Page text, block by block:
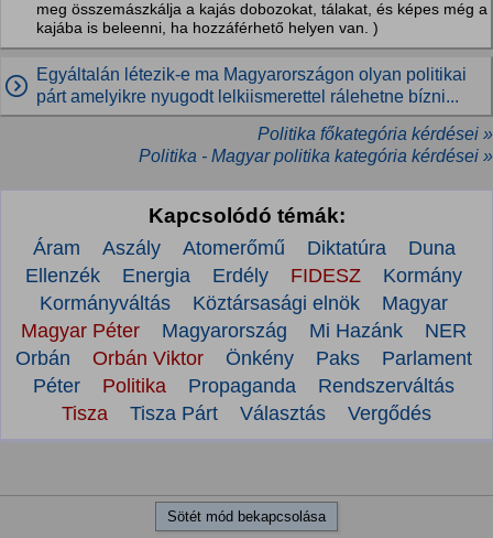
meg összemászkálja a kajás dobozokat, tálakat, és képes még a
kajába is beleenni, ha hozzáférhető helyen van. )
Egyáltalán létezik-e ma Magyarországon olyan politikai
párt amelyikre nyugodt lelkiismerettel rálehetne bízni...
Politika főkategória kérdései »
Politika - Magyar politika kategória kérdései »
Kapcsolódó témák:
Áram Aszály Atomerőmű Diktatúra
Duna
Ellenzék
Energia Erdély FIDESZ
Kormány
Kormányváltás
Köztársasági elnök
Magyar
Magyar Péter
Magyarország Mi Hazánk
NER
Orbán
Orbán Viktor Önkény Paks
Parlament
Péter
Politika Propaganda
Rendszerváltás
Tisza
Tisza Párt Választás Vergődés
Sötét mód bekapcsolása